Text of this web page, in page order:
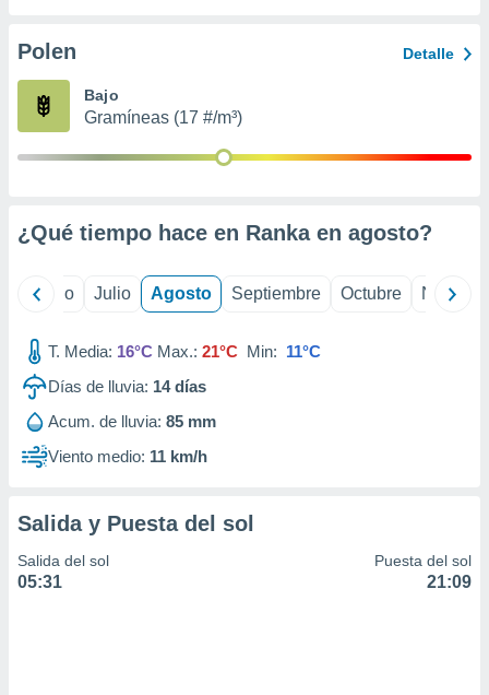
e
mediante
de
Polen Detalle
Bajo
Gramíneas (17 #/m³)
¿Qué tiempo hace en Ranka en agosto?
Junio Julio Agosto Septiembre Octubre
T. Media: 16°C Max.: 21°C Min: 11°C
Días de lluvia: 14días
Acum. de lluvia: 85 mm
Viento medio: 11 km/h
Salida y Puesta del sol
Salida del sol
05:31
Puesta del sol
21:09